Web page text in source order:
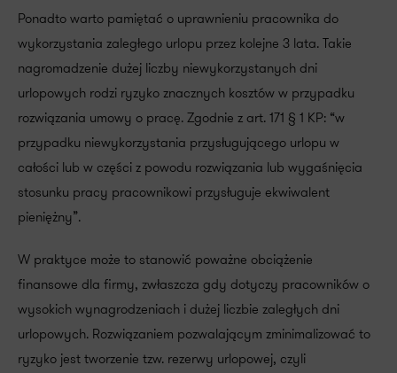
Ponadto warto pamiętać o uprawnieniu pracownika do
wykorzystania zaległego urlopu przez kolejne 3 lata. Takie
nagromadzenie dużej liczby niewykorzystanych dni
urlopowych rodzi ryzyko znacznych kosztów w przypadku
rozwiązania umowy o pracę. Zgodnie z art. 171 § 1 KP: “w
przypadku niewykorzystania przysługującego urlopu w
całości lub w części z powodu rozwiązania lub wygaśnięcia
stosunku pracy pracownikowi przysługuje ekwiwalent
pieniężny”.
W praktyce może to stanowić poważne obciążenie
finansowe dla firmy, zwłaszcza gdy dotyczy pracowników o
wysokich wynagrodzeniach i dużej liczbie zaległych dni
urlopowych. Rozwiązaniem pozwalającym zminimalizować to
ryzyko jest tworzenie tzw. rezerwy urlopowej, czyli